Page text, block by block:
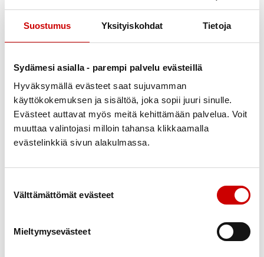
Suostumus Yksityiskohdat Tietoja
Sydämesi asialla - parempi palvelu evästeillä
Hyväksymällä evästeet saat sujuvamman
käyttökokemuksen ja sisältöä, joka sopii juuri sinulle.
Evästeet auttavat myös meitä kehittämään palvelua. Voit
muuttaa valintojasi milloin tahansa klikkaamalla
evästelinkkiä sivun alakulmassa.
Välttämättömät evästeet
Mieltymysevästeet
Perheen Sydän Ratkaisee-hankkeesta saat lisätietoja
halutessasi:
Salla Orozco,salla.orozco@sydan.fi tai p. 044 339 7339
Mari Tahvanainen, mari.tahvanainen@sydan.fi tai p.050 512
2134